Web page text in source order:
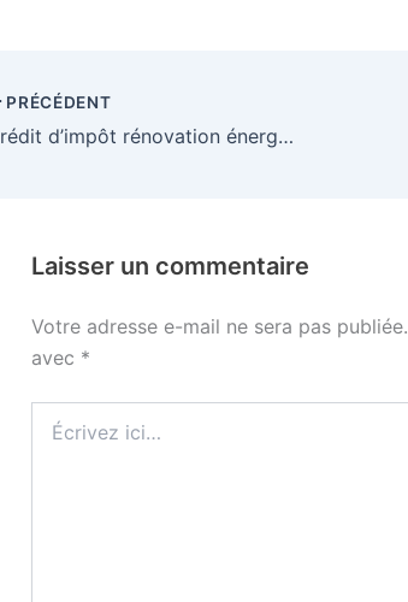
PRÉCÉDENT
Crédit d’impôt rénovation énergétique 2025 : ce qui change
Laisser un commentaire
Votre adresse e-mail ne sera pas publiée.
avec *
ici…